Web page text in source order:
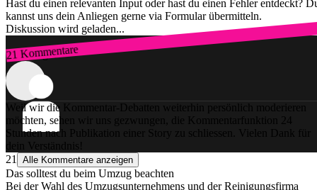
Hast du einen relevanten Input oder hast du einen Fehler entdeckt?
kannst uns dein Anliegen gerne via Formular übermitteln.
Diskussion wird geladen...
21 Kommentare
Zum Login
Weil wir die Kommentar-Debatten weiterhin persönlich moderieren
möchten, sehen wir uns gezwungen, die Kommentarfunktion 24
Stunden nach Publikation einer Story zu schliessen. Vielen Dank für
dein Verständnis!
21
Alle Kommentare anzeigen
Das solltest du beim Umzug beachten
Bei der Wahl des Umzugsunternehmens und der Reinigungsfirma